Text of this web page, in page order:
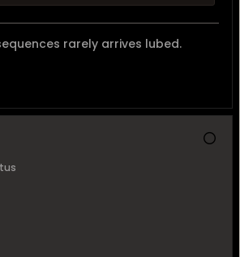
rarely arrives lubed.